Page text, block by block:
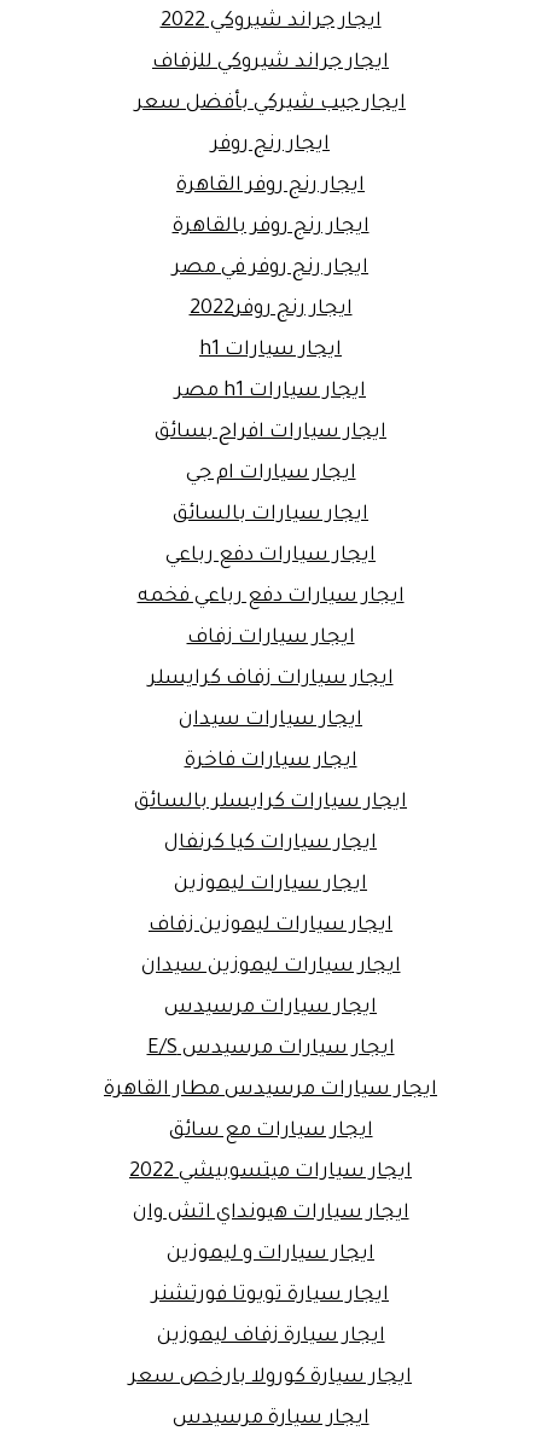
ايجار جراند شيروكي 2022
ايجار جراند شيروكي للزفاف
ايجار جيب شيركي بأفضل سعر
ايجار رنج روفر
ايجار رنج روفر القاهرة
ايجار رنج روفر بالقاهرة
ايجار رنج روفر في مصر
ايجار رنج روفر2022
ايجار سيارات h1
ايجار سيارات h1 مصر
ايجار سيارات افراح بسائق
ايجار سيارات ام جي
ايجار سيارات بالسائق
ايجار سيارات دفع رباعي
ايجار سيارات دفع رباعي فخمه
ايجار سيارات زفاف
ايجار سيارات زفاف كرايسلر
ايجار سيارات سيدان
ايجار سيارات فاخرة
ايجار سيارات كرايسلر بالسائق
ايجار سيارات كيا كرنفال
ايجار سيارات ليموزين
ايجار سيارات ليموزين زفاف
ايجار سيارات ليموزين سيدان
ايجار سيارات مرسيدس
ايجار سيارات مرسيدس E/S
ايجار سيارات مرسيدس مطار القاهرة
ايجار سيارات مع سائق
ايجار سيارات ميتسوبيشي 2022
ايجار سيارات هيونداي اتش وان
ايجار سيارات و ليموزين
ايجار سيارة تويوتا فورتشنر
ايجار سيارة زفاف ليموزين
ايجار سيارة كورولا بارخص سعر
ايجار سيارة مرسيدس